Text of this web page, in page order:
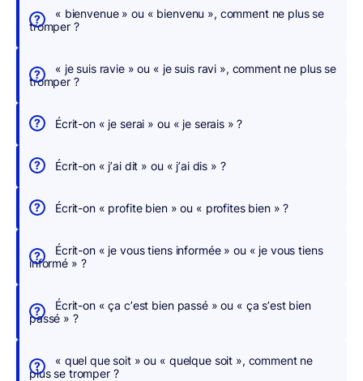
h
e
,
n
u
c
r
i
g
o
p
« bienvenue » ou « bienvenu », comment ne plus se
tromper ?
« je suis ravie » ou « je suis ravi », comment ne plus se
tromper ?
Écrit-on « je serai » ou « je serais » ?
Écrit-on « j’ai dit » ou « j’ai dis » ?
Écrit-on « profite bien » ou « profites bien » ?
Écrit-on « je vous tiens informée » ou « je vous tiens
informé » ?
Écrit-on « ça c’est bien passé » ou « ça s’est bien
passé » ?
« quel que soit » ou « quelque soit », comment ne
plus se tromper ?